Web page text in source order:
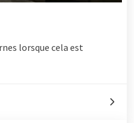
lorsque cela est